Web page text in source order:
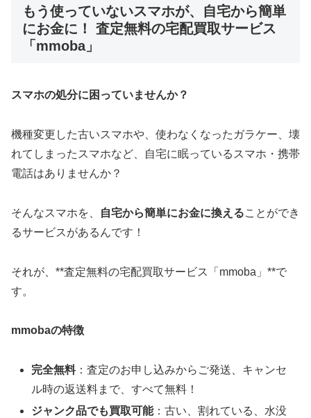
もう使っていないスマホが、自宅から簡単
にお金に！ 査定無料の宅配買取サービス
「mmoba」
スマホの処分に困っていませんか？
機種変更した古いスマホや、使わなくなったガラケー、壊
れてしまったスマホなど、自宅に眠っているスマホ・携帯
電話はありませんか？
そんなスマホを、 自宅から簡単にお金に換えることができ
るサービスがあるんです！
それが、**査定無料の宅配買取サービス「mmoba」**で
す。
mmobaの特徴
完全無料：査定のお申し込みからご発送、キャンセ
ル時の返送料まで、すべて無料！
ジャンク品でも買取可能：古い、割れている、水没